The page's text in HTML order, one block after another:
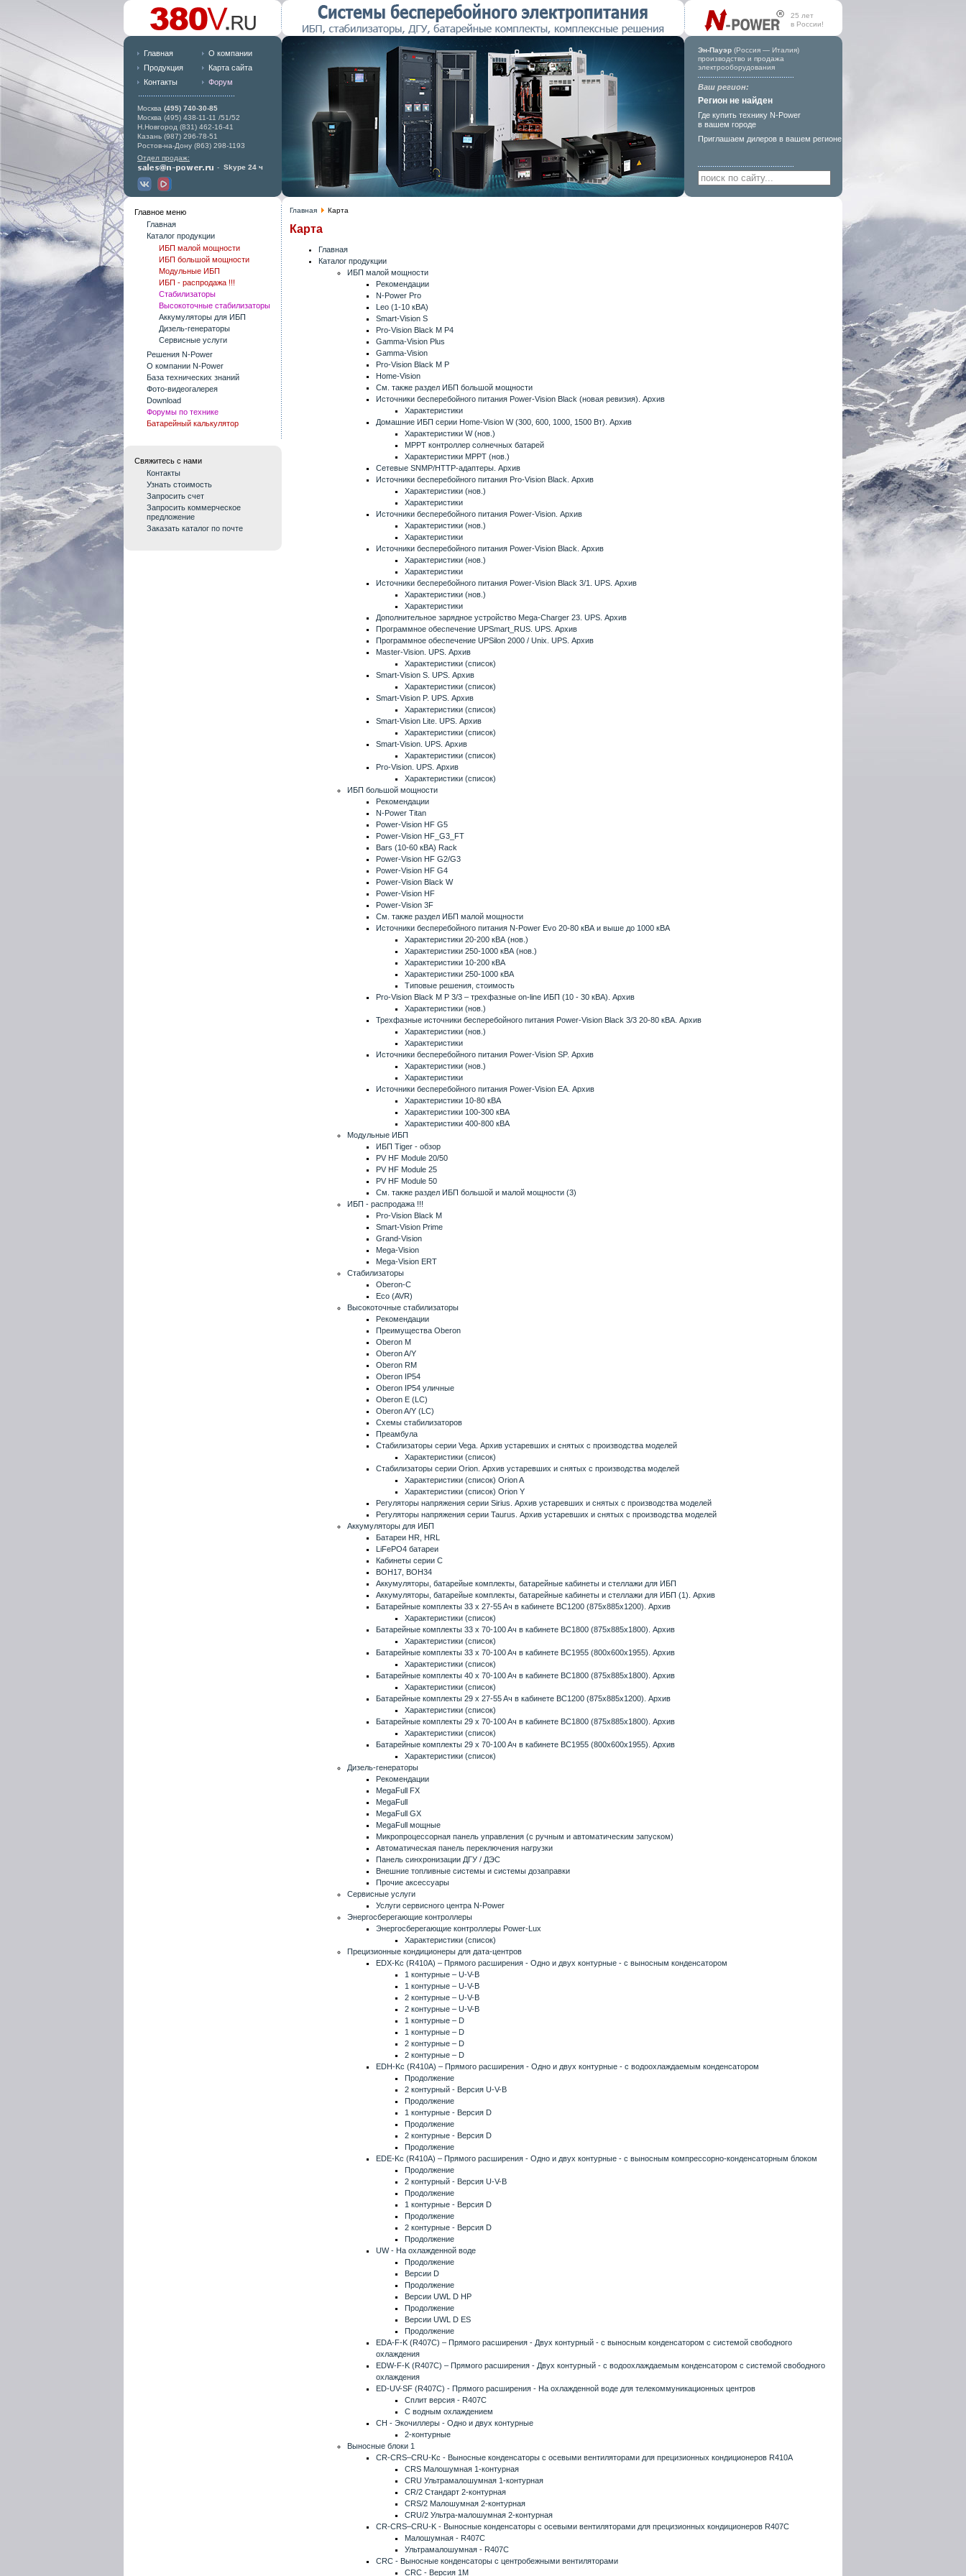
25 лет
в России!
Главная
О компании
Продукция
Карта сайта
Контакты
Форум
Москва (495) 740-30-85
Москва (495) 438-11-11 /51/52
Н.Новгород (831) 462-16-41
Казань (987) 296-78-51
Ростов-на-Дону (863) 298-1193
Отдел продаж:
- Skype 24 ч
Эн-Пауэр (Россия — Италия)
производство и продажа
электрооборудования
Ваш регион:
Регион не найден
Где купить технику N-Power
в вашем городе
Приглашаем дилеров в вашем регионе
Главное меню
Главная
Каталог продукции
ИБП малой мощности
ИБП большой мощности
Модульные ИБП
ИБП - распродажа !!!
Стабилизаторы
Высокоточные стабилизаторы
Аккумуляторы для ИБП
Дизель-генераторы
Сервисные услуги
Решения N-Power
О компании N-Power
База технических знаний
Фото-видеогалерея
Download
Форумы по технике
Батарейный калькулятор
Свяжитесь с нами
Контакты
Узнать стоимость
Запросить счет
Запросить коммерческое
предложение
Заказать каталог по почте
Главная Карта
Карта
Главная
Каталог продукции
ИБП малой мощности
Рекомендации
N-Power Pro
Leo (1-10 кВА)
Smart-Vision S
Pro-Vision Black M P4
Gamma-Vision Plus
Gamma-Vision
Pro-Vision Black M P
Home-Vision
См. также раздел ИБП большой мощности
Источники бесперебойного питания Power-Vision Black (новая ревизия). Архив
Характеристики
Домашние ИБП серии Home-Vision W (300, 600, 1000, 1500 Вт). Архив
Характеристики W (нов.)
MPPT контроллер солнечных батарей
Характеристики MPPT (нов.)
Сетевые SNMP/HTTP-адаптеры. Архив
Источники бесперебойного питания Pro-Vision Black. Архив
Характеристики (нов.)
Характеристики
Источники бесперебойного питания Power-Vision. Архив
Характеристики (нов.)
Характеристики
Источники бесперебойного питания Power-Vision Black. Архив
Характеристики (нов.)
Характеристики
Источники бесперебойного питания Power-Vision Black 3/1. UPS. Архив
Характеристики (нов.)
Характеристики
Дополнительное зарядное устройство Mega-Charger 23. UPS. Архив
Программное обеспечение UPSmart_RUS. UPS. Архив
Программное обеспечение UPSilon 2000 / Unix. UPS. Архив
Master-Vision. UPS. Архив
Характеристики (список)
Smart-Vision S. UPS. Архив
Характеристики (список)
Smart-Vision P. UPS. Архив
Характеристики (список)
Smart-Vision Lite. UPS. Архив
Характеристики (список)
Smart-Vision. UPS. Архив
Характеристики (список)
Pro-Vision. UPS. Архив
Характеристики (список)
ИБП большой мощности
Рекомендации
N-Power Titan
Power-Vision HF G5
Power-Vision HF_G3_FT
Bars (10-60 кВА) Rack
Power-Vision HF G2/G3
Power-Vision HF G4
Power-Vision Black W
Power-Vision HF
Power-Vision 3F
См. также раздел ИБП малой мощности
Источники бесперебойного питания N-Power Evo 20-80 кВА и выше до 1000 кВА
Характеристики 20-200 кВА (нов.)
Характеристики 250-1000 кВА (нов.)
Характеристики 10-200 кВА
Характеристики 250-1000 кВА
Типовые решения, стоимость
Pro-Vision Black M P 3/3 – трехфазные on-line ИБП (10 - 30 кВА). Архив
Характеристики (нов.)
Трехфазные источники бесперебойного питания Power-Vision Black 3/3 20-80 кВА. Архив
Характеристики (нов.)
Характеристики
Источники бесперебойного питания Power-Vision SP. Архив
Характеристики (нов.)
Характеристики
Источники бесперебойного питания Power-Vision EA. Архив
Характеристики 10-80 кВА
Характеристики 100-300 кВА
Характеристики 400-800 кВА
Модульные ИБП
ИБП Tiger - обзор
PV HF Module 20/50
PV HF Module 25
PV HF Module 50
См. также раздел ИБП большой и малой мощности (3)
ИБП - распродажа !!!
Pro-Vision Black M
Smart-Vision Prime
Grand-Vision
Mega-Vision
Mega-Vision ERT
Стабилизаторы
Oberon-C
Eco (AVR)
Высокоточные стабилизаторы
Рекомендации
Преимущества Oberon
Oberon M
Oberon A/Y
Oberon RM
Oberon IP54
Oberon IP54 уличные
Oberon E (LC)
Oberon A/Y (LC)
Схемы стабилизаторов
Преамбула
Стабилизаторы серии Vega. Архив устаревших и снятых с производства моделей
Характеристики (список)
Стабилизаторы серии Orion. Архив устаревших и снятых с производства моделей
Характеристики (список) Orion A
Характеристики (список) Orion Y
Регуляторы напряжения серии Sirius. Архив устаревших и снятых с производства моделей
Регуляторы напряжения серии Taurus. Архив устаревших и снятых с производства моделей
Аккумуляторы для ИБП
Батареи HR, HRL
LiFePO4 батареи
Кабинеты серии C
BOH17, BOH34
Аккумуляторы, батарейые комплекты, батарейные кабинеты и стеллажи для ИБП
Аккумуляторы, батарейые комплекты, батарейные кабинеты и стеллажи для ИБП (1). Архив
Батарейные комплекты 33 x 27-55 Aч в кабинете BC1200 (875x885x1200). Архив
Характеристики (список)
Батарейные комплекты 33 x 70-100 Aч в кабинете BC1800 (875x885x1800). Архив
Характеристики (список)
Батарейные комплекты 33 x 70-100 Aч в кабинете BC1955 (800x600x1955). Архив
Характеристики (список)
Батарейные комплекты 40 x 70-100 Aч в кабинете BC1800 (875x885x1800). Архив
Характеристики (список)
Батарейные комплекты 29 x 27-55 Aч в кабинете BC1200 (875x885x1200). Архив
Характеристики (список)
Батарейные комплекты 29 x 70-100 Aч в кабинете BC1800 (875x885x1800). Архив
Характеристики (список)
Батарейные комплекты 29 x 70-100 Aч в кабинете BC1955 (800x600x1955). Архив
Характеристики (список)
Дизель-генераторы
Рекомендации
MegaFull FX
MegaFull
MegaFull GX
MegaFull мощные
Микропроцессорная панель управления (с ручным и автоматическим запуском)
Автоматическая панель переключения нагрузки
Панель синхронизации ДГУ / ДЭС
Внешние топливные системы и системы дозаправки
Прочие аксессуары
Сервисные услуги
Услуги сервисного центра N-Power
Энергосберегающие контроллеры
Энергосберегающие контроллеры Power-Lux
Характеристики (список)
Прецизионные кондиционеры для дата-центров
EDX-Kc (R410A) – Прямого расширения - Одно и двух контурные - с выносным конденсатором
1 контурные – U-V-B
1 контурные – U-V-B
2 контурные – U-V-B
2 контурные – U-V-B
1 контурные – D
1 контурные – D
2 контурные – D
2 контурные – D
EDH-Kc (R410A) – Прямого расширения - Одно и двух контурные - с водоохлаждаемым конденсатором
Продолжение
2 контурный - Версия U-V-B
Продолжение
1 контурные - Версия D
Продолжение
2 контурные - Версия D
Продолжение
EDE-Kc (R410A) – Прямого расширения - Одно и двух контурные - с выносным компрессорно-конденсаторным блоком
Продолжение
2 контурный - Версия U-V-B
Продолжение
1 контурные - Версия D
Продолжение
2 контурные - Версия D
Продолжение
UW - На охлажденной воде
Продолжение
Версии D
Продолжение
Версии UWL D HP
Продолжение
Версии UWL D ES
Продолжение
EDA-F-K (R407C) – Прямого расширения - Двух контурный - с выносным конденсатором с системой свободного
охлаждения
EDW-F-K (R407C) – Прямого расширения - Двух контурный - с водоохлаждаемым конденсатором с системой свободного
охлаждения
ED-UV-SF (R407C) - Прямого расширения - На охлажденной воде для телекоммуникационных центров
Сплит версия - R407C
С водным охлаждением
CH - Экочиллеры - Одно и двух контурные
2-контурные
Выносные блоки 1
CR-CRS–CRU-Kc - Выносные конденсаторы с осевыми вентиляторами для прецизионных кондиционеров R410A
CRS Малошумная 1-контурная
CRU Ультрамалошумная 1-контурная
CR/2 Стандарт 2-контурная
CRS/2 Малошумная 2-контурная
CRU/2 Ультра-малошумная 2-контурная
CR-CRS–CRU-K - Выносные конденсаторы с осевыми вентиляторами для прецизионных кондиционеров R407C
Малошумная - R407C
Ультрамалошумная - R407C
CRC - Выносные конденсаторы с центробежными вентиляторами
CRC - Версия 1M